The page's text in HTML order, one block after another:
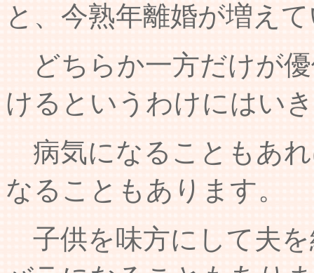
と、今熟年離婚が増え
どちらか一方だけが
けるというわけにはい
病気になることもあ
なることもあります。
子供を味方にして夫